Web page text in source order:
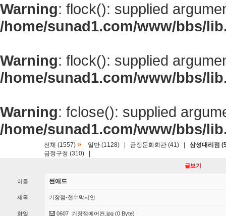
Warning: flock(): supplied
/home/sunad1.com/www/bbs/
Warning: flock(): supplied
/home/sunad1.com/www/bbs/
Warning: fclose(): supplied
/home/sunad1.com/www/bbs/
전체 (1557) » 일반 (1128) 금정문화회관 (41)
삼성대리점
금정구청 (310)
글보기
이름 썬애드
제목 기장점-현수막시안
화일 0607_기장점에어컨.jpg (0 Byte)